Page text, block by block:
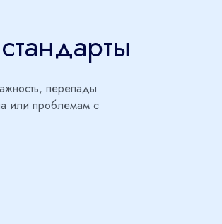
перепады
или проблемам с